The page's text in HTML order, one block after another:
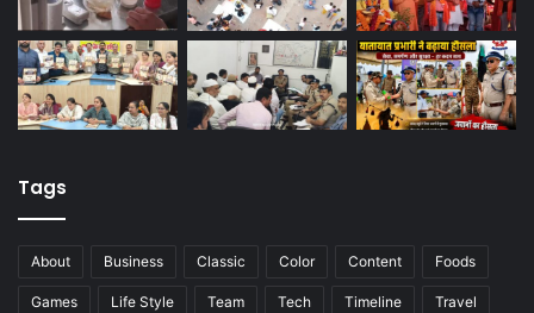
Tags
About Business Classic Color Content Foods
Games Life Style Team Tech Timeline Travel